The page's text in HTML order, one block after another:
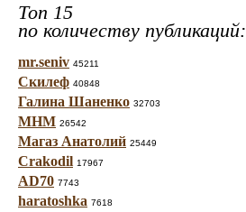
Топ 15
по количеству публикаций:
mr.seniv 45211
Скилеф 40848
Галина Шаненко 32703
МНМ 26542
Магаз Анатолий 25449
Crakodil 17967
AD70 7743
haratoshka 7618